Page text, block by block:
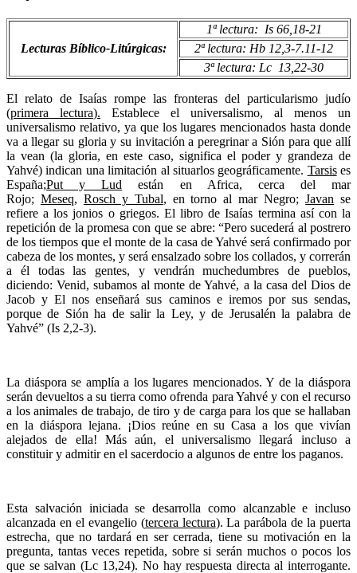
Lecturas Bíblico-Litúrgicas:
1ª lectura: Is 66,18-21
2ª lectura: Hb 12,3-7.11-12
3ª lectura: Lc 13,22-30
El relato de Isaías rompe las fronteras del particularismo judío
(primera lectura). Establece el universalismo, al menos un
universalismo relativo, ya que los lugares mencionados hasta donde
va a llegar su gloria y su invitación a peregrinar a Sión para que allí
la vean (la gloria, en este caso, significa el poder y grandeza de
Yahvé) indican una limitación al situarlos geográficamente. Tarsises
España;Put y Lud están en Africa, cerca del mar
Rojo; Meseq, Rosch y Tubal, en torno al mar Negro;Javan se
refiere a los jonios o griegos. El libro de Isaías termina así con la
repetición de la promesa con que se abre: “Pero sucederá al postrero
de los tiempos que el monte de la casa de Yahvé será confirmado por
cabeza de los montes, y será ensalzado sobre los collados, y correrán
a él todas las gentes, y vendrán muchedumbres de pueblos,
diciendo: Venid, subamos al monte de Yahvé, a la casa del Dios de
Jacob y El nos enseñará sus caminos e iremos por sus sendas,
porque de Sión ha de salir la Ley, y de Jerusalén la palabra de
Yahvé” (Is 2,2-3).
La diáspora se amplía a los lugares mencionados. Y de la diáspora
serán devueltos a su tierra como ofrenda para Yahvé y con el recurso
a los animales de trabajo, de tiro y de carga para los que se hallaban
en la diáspora lejana. ¡Dios reúne en su Casa a los que vivían
alejados de ella! Más aún, el universalismo llegará incluso a
constituir y admitir en el sacerdocio a algunos de entre los paganos.
Esta salvación iniciada se desarrolla como alcanzable e incluso
alcanzada en el evangelio (tercera lectura). La parábola de la puerta
estrecha, que no tardará en ser cerrada, tiene su motivación en la
pregunta, tantas veces repetida, sobre si serán muchos o pocos los
que se salvan (Lc 13,24). No hay respuesta directa al interrogante.